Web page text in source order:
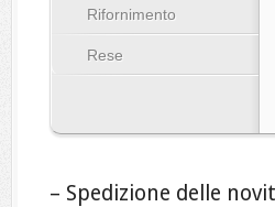
Rifornimento
Rese
– Spedizione delle